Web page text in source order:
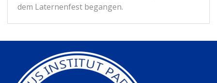
dem Laternenfest begangen.